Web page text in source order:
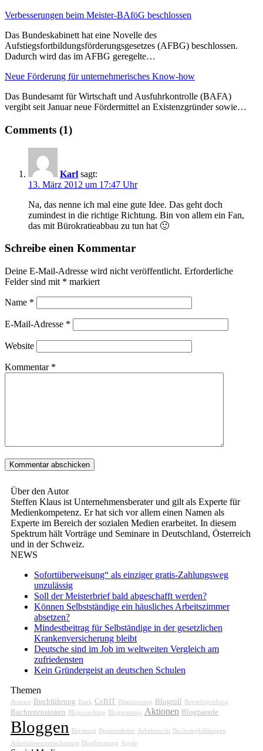
Verbesserungen beim Meister-BAföG beschlossen
Das Bundeskabinett hat eine Novelle des
Aufstiegsfortbildungsförderungsgesetzes (AFBG) beschlossen.
Dadurch wird das im AFBG geregelte…
Neue Förderung für unternehmerisches Know-how
Das Bundesamt für Wirtschaft und Ausfuhrkontrolle (BAFA)
vergibt seit Januar neue Fördermittel an Existenzgründer sowie…
Comments (1)
Karl sagt:
13. März 2012 um 17:47 Uhr
Na, das nenne ich mal eine gute Idee. Das geht doch
zumindest in die richtige Richtung. Bin von allem ein Fan,
das mit Bürokratieabbau zu tun hat 🙂
Schreibe einen Kommentar
Deine E-Mail-Adresse wird nicht veröffentlicht. Erforderliche
Felder sind mit * markiert
Name *
E-Mail-Adresse *
Website
Kommentar *
Über den Autor
Steffen Klaus ist Unternehmensberater und gilt als Experte für
Medienkompetenz. Er hat sich vor allem einen Namen als
Experte im Bereich der sozialen Medien erarbeitet. In diesem
Spektrum hält Vorträge und Seminare in Deutschland, Österreich
und in der Schweiz.
NEWS
Sofortüberweisung“ als einziger gratis-Zahlungsweg
unzulässig
Soll der Meisterbrief bald abgeschafft werden?
Können Selbstständige ein häusliches Arbeitszimmer
absetzen?
Mindestbeitrag für Selbständige in der gesetzlichen
Krankenversicherung bleibt
Deutsche sind im Job im weltweiten Vergleich am
zufriedensten
Kein Gründergeist an deutschen Schulen
Themen
Avatare Buchführung Bank CeBIT Bilanzierung Blogroll Betriebsprüfung
Buchrezensionen Blogcoaching Blogtraining Aktionen Blogparade
Bloggen Beratung Businessletter Arbeitsrecht
Buchempfehlungen
Arbeitslosenversicherung
Blogberatung Apple